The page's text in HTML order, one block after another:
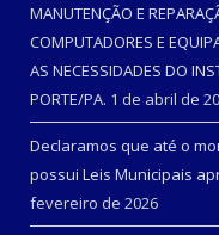
MANUTENÇÃO E
COMPUTADORES E
AS NECESSIDADES DO
PORTE/PA. 1 de abril de
Declaramos que até o
possui Leis Municipais
fevereiro de 2026